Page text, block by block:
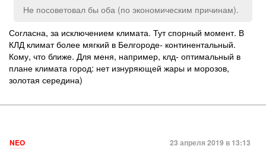
Не посоветовал бы оба (по экономическим причинам).
Согласна, за исключением климата. Тут спорный момент. В
КЛД климат более мягкий в Белгороде- континентальный.
Кому, что ближе. Для меня, например, клд- оптимальный в
плане климата город: нет изнуряющей жары и морозов,
золотая середина)
NEO 23 апреля 2019 в 13:13